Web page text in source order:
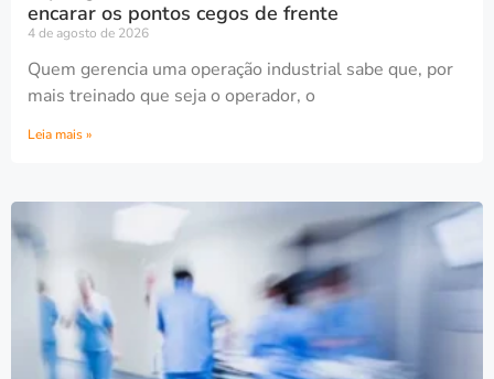
encarar os pontos cegos de frente
4 de agosto de 2026
Quem gerencia uma operação industrial sabe que, por
mais treinado que seja o operador, o
Leia mais »